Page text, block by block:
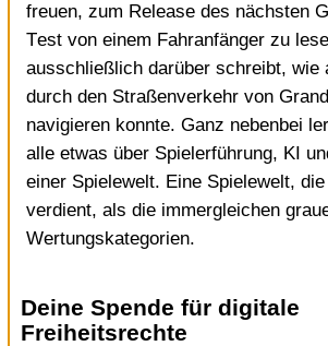
freuen, zum Release des nächsten
Test von einem Fahranfänger zu
ausschließlich darüber schreibt, wie
durch den Straßenverkehr von
navigieren konnte. Ganz nebenbei
alle etwas über Spielerführung, KI
einer Spielewelt. Eine Spielewelt,
verdient, als die immergleichen
Wertungskategorien.
Deine Spende für digitale
Freiheitsrechte